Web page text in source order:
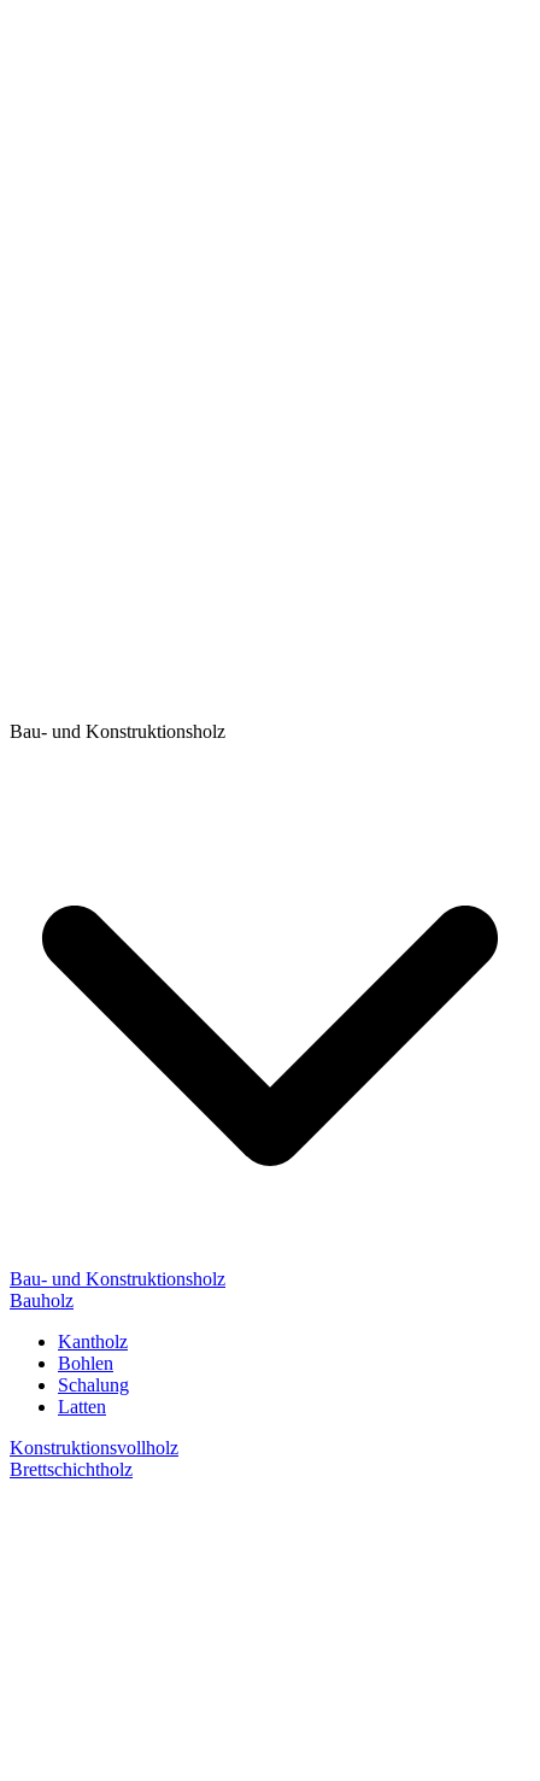
Bau- und Konstruktionsholz
Bau- und Konstruktionsholz
Bauholz
Kantholz
Bohlen
Schalung
Latten
Konstruktionsvollholz
Brettschichtholz